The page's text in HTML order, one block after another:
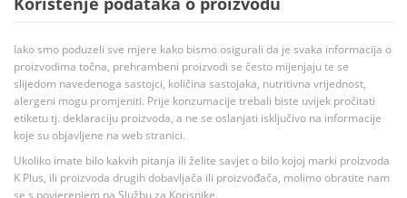
Iako smo poduzeli sve mjere kako bismo osigurali da je svaka informacija o
proizvodima točna, prehrambeni proizvodi se često mijenjaju te se
slijedom navedenoga sastojci, količina sastojaka, nutritivna vrijednost,
alergeni mogu promjeniti. Prije konzumacije trebali biste uvijek pročitati
etiketu tj. deklaraciju proizvoda, a ne se oslanjati isključivo na informacije
koje su objavljene na web stranici.
Ukoliko imate bilo kakvih pitanja ili želite savjet o bilo kojoj marki proizvoda
K Plus, ili proizvoda drugih dobavljača ili proizvođača, molimo obratite nam
se s povjerenjem na Službu za Korisnike.